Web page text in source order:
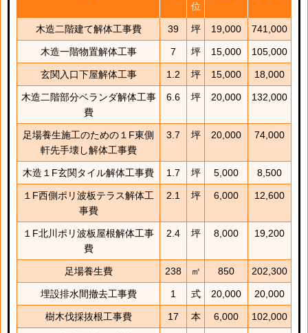
位
木造二階建て解体工事費 39 坪 19,000 741,000
木造一階物置解体工事 7 坪 15,000 105,000
玄関入口下屋解体工事 1.2 坪 15,000 18,000
木造二階部分ベランダ解体工事
費
6.6 坪 20,000 132,000
足場養生施工のための１F東側
軒先手壊し解体工事費
3.7 坪 20,000 74,000
木造１F玄関タイル解体工事費 1.7 坪 5,000 8,500
１F西側ポリ波板テラス解体工
事費
2.1 坪 6,000 12,600
１F北川ポリ波板屋根解体工事
費
2.4 坪 8,000 19,200
足場養生費 238 ㎡ 850 202,300
埋設排水間撤去工事費 1 式 20,000 20,000
樹木伐採抜根工事費 17 本 6,000 102,000